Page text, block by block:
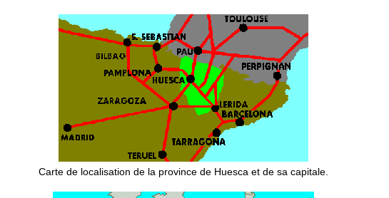
Carte de localisation de la province de Huesca et de sa capitale.